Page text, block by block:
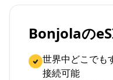
Bonjolaの
世界中どこでも
接続可能